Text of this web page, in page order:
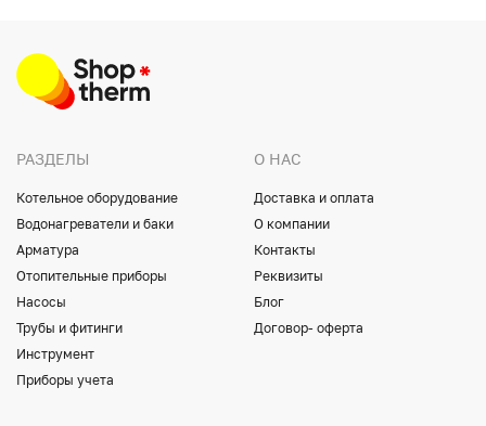
РАЗДЕЛЫ
Котельное оборудование
Водонагреватели и баки
Арматура
Отопительные приборы
Насосы
Трубы и фитинги
Инструмент
Приборы учета
О НАС
Доставка и оплата
О компании
Контакты
Реквизиты
Блог
Договор- оферта